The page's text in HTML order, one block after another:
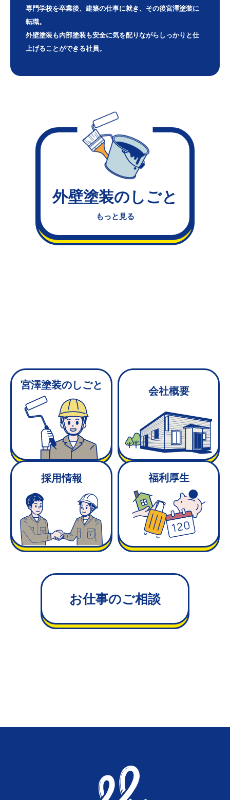
専門学校を卒業後、建築の仕事に就き、その後宮澤塗装に
転職。
外壁塗装も内部塗装も安全に気を配りながらしっかりと仕
上げることができる社員。
外壁塗装のしごと
もっと見る
宮澤塗装のしごと
会社概要
採用情報 福利厚生
お仕事のご相談